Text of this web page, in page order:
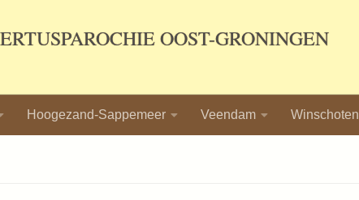
OOST-GRONINGEN
Hoogezand-Sappemeer Veendam Winschoten